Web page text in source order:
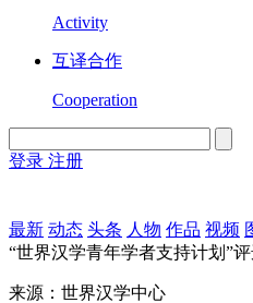
Activity
互译合作
Cooperation
登录 注册
最新 动态 头条 人物 作品 视频
“世界汉学青年学者支持计划”
来源：世界汉学中心